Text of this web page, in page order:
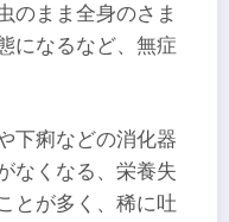
のまま全身のさま
になるなど、無症
下痢などの消化器
なくなる、栄養失
とが多く、稀に吐